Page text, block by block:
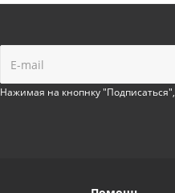
Нажимая на кнопнку